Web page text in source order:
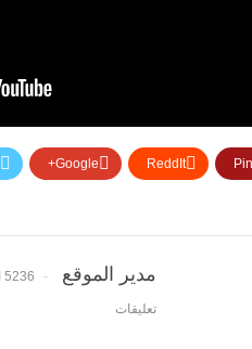
Google+ ReddIt
مدير الموقع 5236 المشاركات
تعليقات